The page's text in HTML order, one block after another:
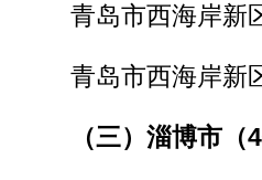
青岛市西海岸新
青岛市西海岸新
（三）淄博市（4